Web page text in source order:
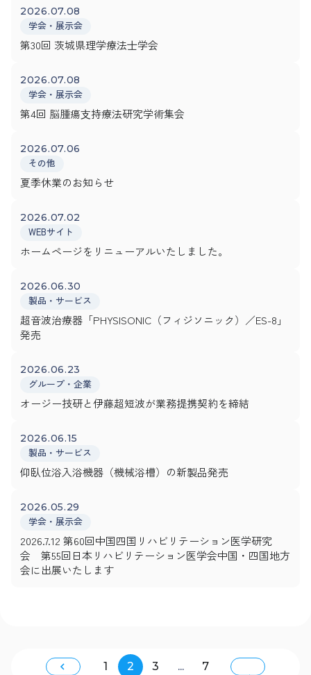
2026.07.08
学会・展示会
第30回 茨城県理学療法⼠学会
2026.07.08
学会・展示会
第4回 脳腫瘍⽀持療法研究学術集会
2026.07.06
その他
夏季休業のお知らせ
2026.07.02
WEBサイト
ホームページをリニューアルいたしました。
2026.06.30
製品・サービス
超音波治療器「PHYSISONIC（フィジソニック）／ES-8」
発売
2026.06.23
グループ・企業
オージー技研と伊藤超短波が業務提携契約を締結
2026.06.15
製品・サービス
仰臥位浴入浴機器（機械浴槽）の新製品発売
2026.05.29
学会・展示会
2026.7.12 第60回中国四国リハビリテーション医学研究
会 第55回日本リハビリテーション医学会中国・四国地方
会に出展いたします
1 2 3 ... 7